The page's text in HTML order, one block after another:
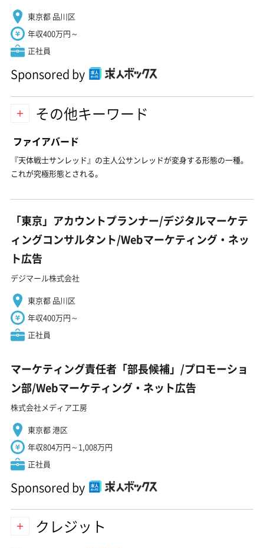
東京都 品川区
年収400万円～
正社員
Sponsored by
その他キーワード
ファイアバード
『天体戦士サンレッド』の主人公サンレッドが変身する形態の一種。
これが究極形態とされる。
「東京」アカウントプランナー/デジタルマーケテ
ィングコンサルタント/Webマーケティング・ネッ
ト広告
デジマール株式会社
東京都 品川区
年収400万円～
正社員
マーケティング責任者「部長候補」/プロモーショ
ン部/Webマーケティング・ネット広告
株式会社メディア工房
東京都 港区
年収804万円～1,008万円
正社員
Sponsored by
クレジット